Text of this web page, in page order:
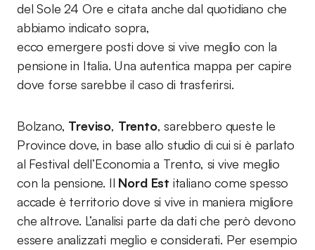
del Sole 24 Ore e citata anche dal quotidiano che
abbiamo indicato sopra,
ecco emergere posti dove si vive meglio con la
pensione in Italia. Una autentica mappa per capire
dove forse sarebbe il caso di trasferirsi.
Bolzano, Treviso, Trento, sarebbero queste le
Province dove, in base allo studio di cui si è parlato
al Festival dell’Economia a Trento, si vive meglio
con la pensione. Il Nord Est italiano come spesso
accade è territorio dove si vive in maniera migliore
che altrove. L’analisi parte da dati che però devono
essere analizzati meglio e considerati. Per esempio